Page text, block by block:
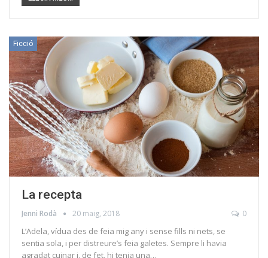
Ficció
La recepta
Jenni Rodà 20 maig, 2018 0
L’Adela, vídua des de feia mig any i sense fills ni nets, se
sentia sola, i per distreure’s feia galetes. Sempre li havia
agradat cuinar i, de fet, hi tenia una…